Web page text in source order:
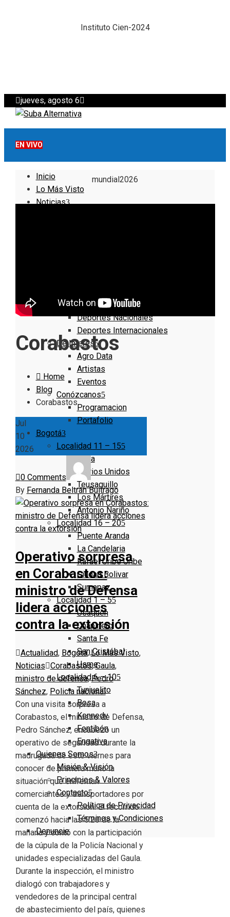
Instituto Cien-2024
jueves, agosto 6
EN VIVO
Inicio
Lo Más Visto
Noticias
Deportes Locales
Deportes Nacionales
Deportes Internacionales
De Interés
Agro Data
Artistas
Eventos
Conózcanos
Programacion
Portafolio
Bogotá
Localidad 11 – 15
Suba
Barrios Unidos
Teusaquillo
Los Mártires
Antonio Nariño
Localidad 16 – 20
Puente Aranda
La Candelaria
Rafael Uribe Uribe
Ciudad Bolivar
Sumapaz
Localidad 1 – 5
Usaquen
Chapinero
Santa Fe
San Cristóbal
Usme
Localidad 6 – 10
Tunjuelito
Bosa
Kennedy
Fontibón
Engativa
Quienes Somos
Misión & Visión
Principios & Valores
Contacto
Política de Privacidad
Términos y Condiciones
Denuncie
mundial2026
Corabastos
Home
Blog
Corabastos
Jul
10
2026
0 Comments
By Fernanda Beltrán Buitrago
Operativo sorpresa
en Corabastos:
ministro de Defensa
lidera acciones
contra la extorsión
Actualidad, Bogotá,Lo Más Visto,
Noticias Corabastos,Gaula,
ministro de defensa,Pedro
Sánchez, Policia nacional
Con una visita sorpresa a
Corabastos, el ministro de Defensa,
Pedro Sánchez, encabezó un
operativo de seguridad durante la
madrugada de este viernes para
conocer de primera mano la
situación que enfrentan
comerciantes y transportadores por
cuenta de la extorsión. El recorrido
comenzó hacia las 5:20 de la
mañana y contó con la participación
de la cúpula de la Policía Nacional y
unidades especializadas del Gaula.
Durante la inspección, el ministro
dialogó con trabajadores y
vendedores de la principal central
de abastecimiento del país, quienes